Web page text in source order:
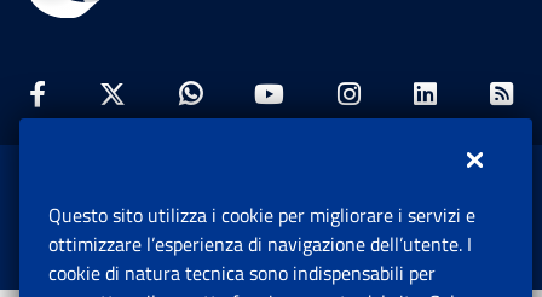
Facebook: Apre una nuova finestra
Twitter: Apre una nuova finestra
Whatsapp: Apre una nuova
Youtube: Apre una
Instagram:
Istituto Nazionale Previdenza Sociale.
Tutti i diritti riservati.
Questo sito utilizza i cookie per migliorare i servizi e
ottimizzare l’esperienza di navigazione dell’utente. I
cookie di natura tecnica sono indispensabili per